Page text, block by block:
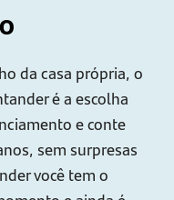
da casa própria, o
é a escolha
e conte
sem surpresas
você tem o